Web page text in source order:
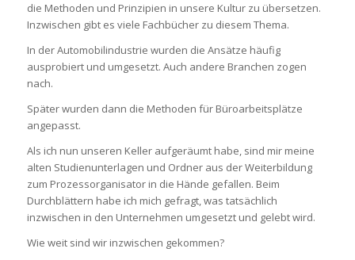
die Methoden und Prinzipien in unsere Kultur zu übersetzen.
Inzwischen gibt es viele Fachbücher zu diesem Thema.
In der Automobilindustrie wurden die Ansätze häufig
ausprobiert und umgesetzt. Auch andere Branchen zogen
nach.
Später wurden dann die Methoden für Büroarbeitsplätze
angepasst.
Als ich nun unseren Keller aufgeräumt habe, sind mir meine
alten Studienunterlagen und Ordner aus der Weiterbildung
zum Prozessorganisator in die Hände gefallen. Beim
Durchblättern habe ich mich gefragt, was tatsächlich
inzwischen in den Unternehmen umgesetzt und gelebt wird.
Wie weit sind wir inzwischen gekommen?